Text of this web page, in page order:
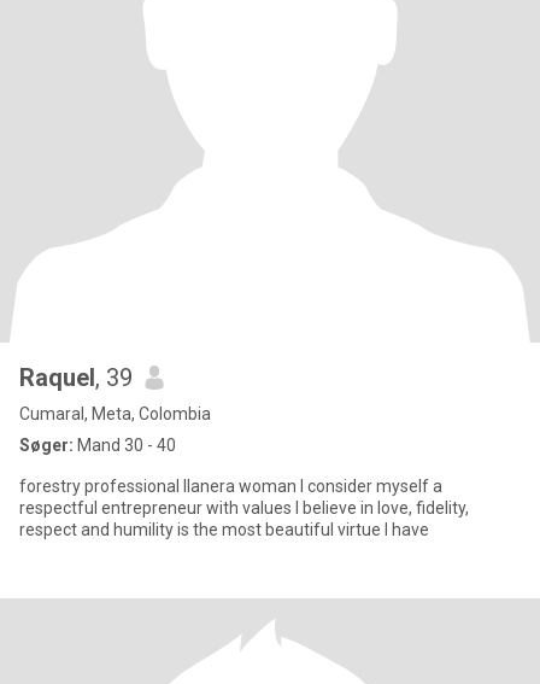
Raquel, 39
Cumaral, Meta, Colombia
Søger: Mand 30 - 40
forestry professional llanera woman I consider myself a
respectful entrepreneur with values ​​I believe in love, fidelity,
respect and humility is the most beautiful virtue I have